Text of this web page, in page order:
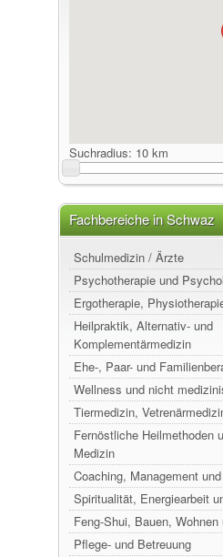
Suchradius: 10 km
Fachbereiche in Schwaz
Schulmedizin / Ärzte
Psychotherapie und
Ergotherapie,
Heilpraktik, Alternativ- und
Komplementärmedizin
Ehe-, Paar- und
Wellness und nicht
Tiermedizin,
Fernöstliche Heilmethoden
Medizin
Coaching, Management
Spiritualität, Energiearbeit
Feng-Shui, Bauen,
Pflege- und Betreuung